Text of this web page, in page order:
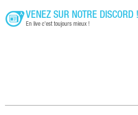
VENEZ SUR NOTRE DISCORD !
En live c'est toujours mieux !